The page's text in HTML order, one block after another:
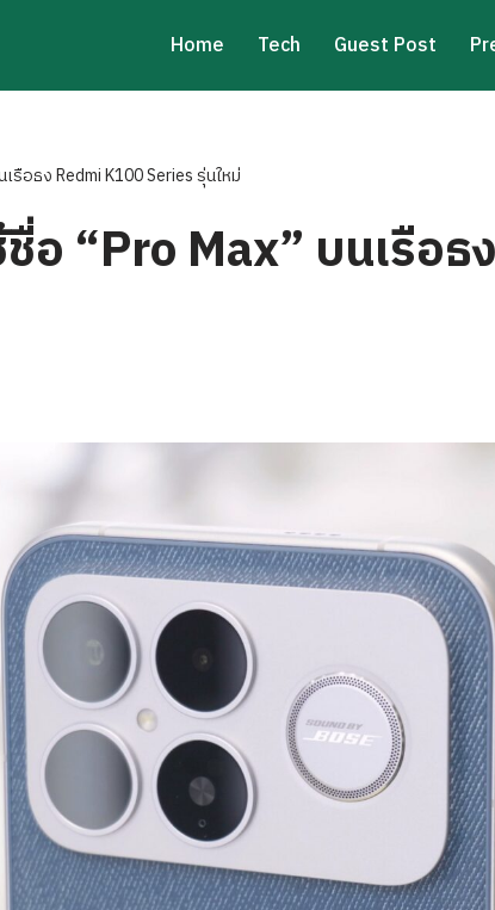
Home Tech Guest Post
รือธง Redmi K100 Series รุ่นใหม่
อ “Pro Max” บนเรือ